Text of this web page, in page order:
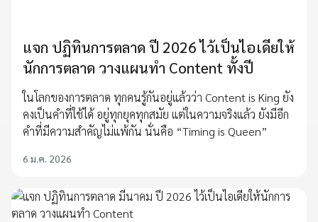
แจก ปฏิทินการตลาด ปี 2026 ไว้เป็นไอเดียให้
นักการตลาด วางแผนทำ Content ทั้งปี
ในโลกของการตลาด ทุกคนรู้กันอยู่แล้วว่า Content is King ยัง
คงเป็นคำที่ใช้ได้ อยู่ทุกยุคทุกสมัย แต่ในความจริงแล้ว ยังมีอีก
คำที่มีความสำคัญไม่แพ้กัน นั่นคือ “Timing is Queen”
6 ม.ค. 2026